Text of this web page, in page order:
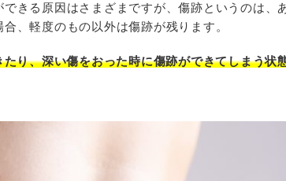
きる原因はさまざまですが、傷跡というのは、
、軽度のもの以外は傷跡が残ります。
たり、深い傷をおった時に傷跡ができてしまう状